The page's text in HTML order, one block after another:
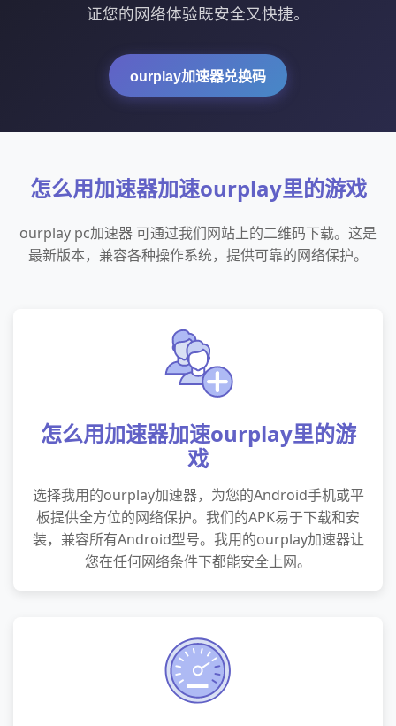
证您的网络体验既安全又快捷。
ourplay加速器兑换码
怎么用加速器加速ourplay里的游戏
ourplay pc加速器 可通过我们网站上的二维码下载。这是
最新版本，兼容各种操作系统，提供可靠的网络保护。
怎么用加速器加速ourplay里的游
戏
选择我用的ourplay加速器，为您的Android手机或平
板提供全方位的网络保护。我们的APK易于下载和安
装，兼容所有Android型号。我用的ourplay加速器让
您在任何网络条件下都能安全上网。